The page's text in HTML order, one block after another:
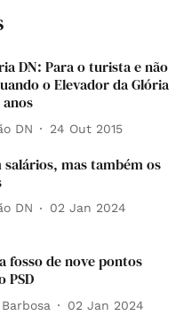
DN: Para o turista e não
o Elevador da Glória
anos
DN 24 Out 2015
salários, mas também os
DN 02 Jan 2024
fosso de nove pontos
PSD
02 Jan 2024